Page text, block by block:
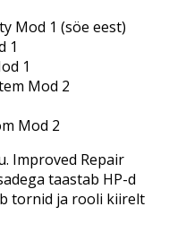
Mod 1 (söe eest)
1
1
Mod 2
Mod 2
Improved Repair
taastab HP-d
tornid ja rooli kiirelt